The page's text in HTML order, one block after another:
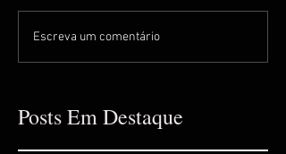
Escreva um comentário
Posts Em Destaque